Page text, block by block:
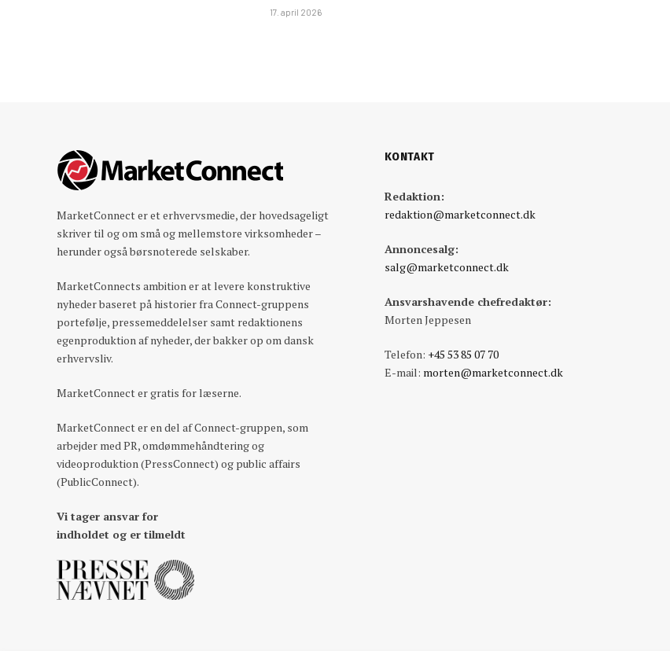
17. april 2026
MarketConnect er et erhvervsmedie, der hovedsageligt
skriver til og om små og mellemstore virksomheder –
herunder også børsnoterede selskaber.
MarketConnects ambition er at levere konstruktive
nyheder baseret på historier fra Connect-gruppens
portefølje, pressemeddelelser samt redaktionens
egenproduktion af nyheder, der bakker op om dansk
erhvervsliv.
MarketConnect er gratis for læserne.
MarketConnect er en del af Connect-gruppen, som
arbejder med PR, omdømmehåndtering og
videoproduktion (PressConnect) og public affairs
(PublicConnect).
Vi tager ansvar for
indholdet og er tilmeldt
KONTAKT
Redaktion:
redaktion@marketconnect.dk
Annoncesalg:
salg@marketconnect.dk
Ansvarshavende chefredaktør:
Morten Jeppesen
Telefon: +45 53 85 07 70
E-mail: morten@marketconnect.dk